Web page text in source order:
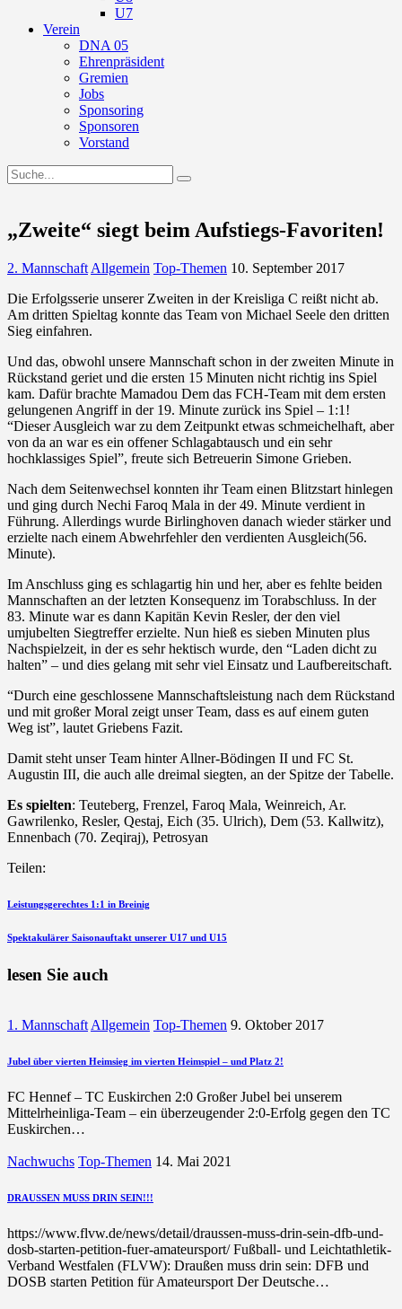
U7
Verein
DNA 05
Ehrenpräsident
Gremien
Jobs
Sponsoring
Sponsoren
Vorstand
„Zweite“ siegt beim Aufstiegs-Favoriten!
2. Mannschaft Allgemein Top-Themen 10. September 2017
Die Erfolgsserie unserer Zweiten in der Kreisliga C reißt nicht ab.
Am dritten Spieltag konnte das Team von Michael Seele den dritten
Sieg einfahren.
Und das, obwohl unsere Mannschaft schon in der zweiten Minute in
Rückstand geriet und die ersten 15 Minuten nicht richtig ins Spiel
kam. Dafür brachte Mamadou Dem das FCH-Team mit dem ersten
gelungenen Angriff in der 19. Minute zurück ins Spiel – 1:1!
“Dieser Ausgleich war zu dem Zeitpunkt etwas schmeichelhaft, aber
von da an war es ein offener Schlagabtausch und ein sehr
hochklassiges Spiel”, freute sich Betreuerin Simone Grieben.
Nach dem Seitenwechsel konnten ihr Team einen Blitzstart hinlegen
und ging durch Nechi Faroq Mala in der 49. Minute verdient in
Führung. Allerdings wurde Birlinghoven danach wieder stärker und
erzielte nach einem Abwehrfehler den verdienten Ausgleich(56.
Minute).
Im Anschluss ging es schlagartig hin und her, aber es fehlte beiden
Mannschaften an der letzten Konsequenz im Torabschluss. In der
83. Minute war es dann Kapitän Kevin Resler, der den viel
umjubelten Siegtreffer erzielte. Nun hieß es sieben Minuten plus
Nachspielzeit, in der es sehr hektisch wurde, den “Laden dicht zu
halten” – und dies gelang mit sehr viel Einsatz und Laufbereitschaft.
“Durch eine geschlossene Mannschaftsleistung nach dem Rückstand
und mit großer Moral zeigt unser Team, dass es auf einem guten
Weg ist”, lautet Griebens Fazit.
Damit steht unser Team hinter Allner-Bödingen II und FC St.
Augustin III, die auch alle dreimal siegten, an der Spitze der Tabelle.
Es spielten: Teuteberg, Frenzel, Faroq Mala, Weinreich, Ar.
Gawrilenko, Resler, Qestaj, Eich (35. Ulrich), Dem (53. Kallwitz),
Ennenbach (70. Zeqiraj), Petrosyan
Teilen:
Beitragsnavigation
vorherigen
Leistungsgerechtes 1:1 in Breinig
nächsten
Spektakulärer Saisonauftakt unserer U17 und U15
lesen Sie auch
1. MannschaftAllgemein Top-Themen 9. Oktober 2017
Jubel über vierten Heimsieg im vierten Heimspiel – und Platz 2!
FC Hennef – TC Euskirchen 2:0 Großer Jubel bei unserem
Mittelrheinliga-Team – ein überzeugender 2:0-Erfolg gegen den TC
Euskirchen…
Nachwuchs Top-Themen 14. Mai 2021
DRAUSSEN MUSS DRIN SEIN!!!
https://www.flvw.de/news/detail/draussen-muss-drin-sein-dfb-und-
dosb-starten-petition-fuer-amateursport/ Fußball- und Leichtathletik-
Verband Westfalen (FLVW): Draußen muss drin sein: DFB und
DOSB starten Petition für Amateursport Der Deutsche…